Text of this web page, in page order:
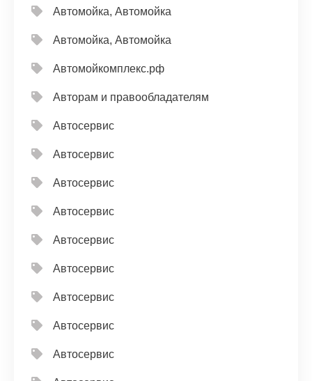
Автомойка, Автомойка
Автомойка, Автомойка
Автомойкомплекс.рф
Авторам и правообладателям
Автосервис
Автосервис
Автосервис
Автосервис
Автосервис
Автосервис
Автосервис
Автосервис
Автосервис